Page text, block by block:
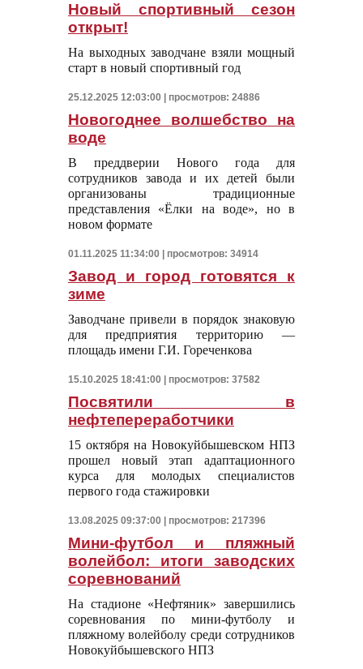
Новый спортивный сезон
открыт!
На выходных заводчане взяли мощный
старт в новый спортивный год
25.12.2025 12:03:00 | просмотров: 24886
Новогоднее волшебство на
воде
В преддверии Нового года для
сотрудников завода и их детей были
организованы традиционные
представления «Ёлки на воде», но в
новом формате
01.11.2025 11:34:00 | просмотров: 34914
Завод и город готовятся к
зиме
Заводчане привели в порядок знаковую
для предприятия территорию —
площадь имени Г.И. Гореченкова
15.10.2025 18:41:00 | просмотров: 37582
Посвятили в
нефтепереработчики
15 октября на Новокуйбышевском НПЗ
прошел новый этап адаптационного
курса для молодых специалистов
первого года стажировки
13.08.2025 09:37:00 | просмотров: 217396
Мини-футбол и пляжный
волейбол: итоги заводских
соревнований
На стадионе «Нефтяник» завершились
соревнования по мини-футболу и
пляжному волейболу среди сотрудников
Новокуйбышевского НПЗ